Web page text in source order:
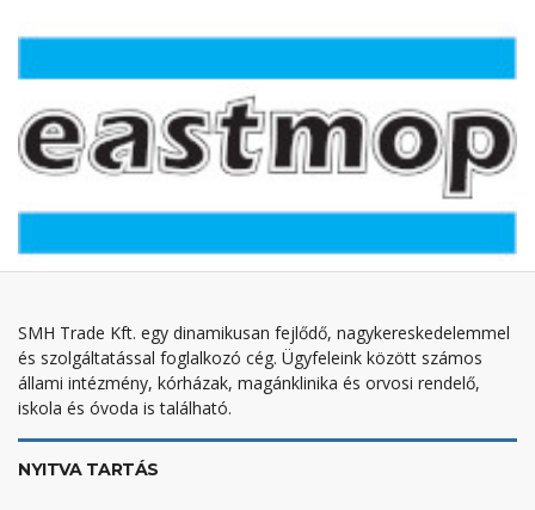
SMH Trade Kft. egy dinamikusan fejlődő, nagykereskedelemmel
és szolgáltatással foglalkozó cég. Ügyfeleink között számos
állami intézmény, kórházak, magánklinika és orvosi rendelő,
iskola és óvoda is található.
NYITVA TARTÁS